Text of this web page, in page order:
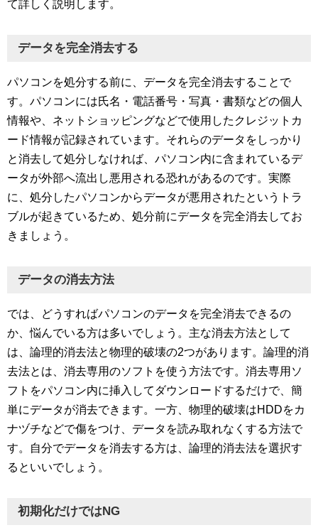
て詳しく説明します。
データを完全消去する
パソコンを処分する前に、データを完全消去することで
す。パソコンには氏名・電話番号・写真・書類などの個人
情報や、ネットショッピングなどで使用したクレジットカ
ード情報が記録されています。それらのデータをしっかり
と消去して処分しなければ、パソコン内に含まれているデ
ータが外部へ流出し悪用される恐れがあるのです。実際
に、処分したパソコンからデータが悪用されたというトラ
ブルが起きているため、処分前にデータを完全消去してお
きましょう。
データの消去方法
では、どうすればパソコンのデータを完全消去できるの
か、悩んでいる方は多いでしょう。主な消去方法として
は、論理的消去法と物理的破壊の2つがあります。論理的消
去法とは、消去専用のソフトを使う方法です。消去専用ソ
フトをパソコン内に挿入してダウンロードするだけで、簡
単にデータが消去できます。一方、物理的破壊はHDDをカ
ナヅチなどで傷をつけ、データを読み取れなくする方法で
す。自分でデータを消去する方は、論理的消去法を選択す
るといいでしょう。
初期化だけではNG